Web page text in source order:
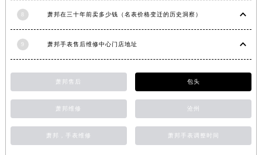
8 萧邦在三十年前卖多少钱（名表价格变迁的历史洞察）
9 萧邦手表售后维修中心门店地址
萧邦售后 包头
萧邦维修 沧州
萧邦，手表维修 萧邦手表调整时间